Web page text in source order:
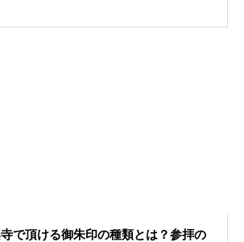
で頂ける御朱印の種類とは？参拝の